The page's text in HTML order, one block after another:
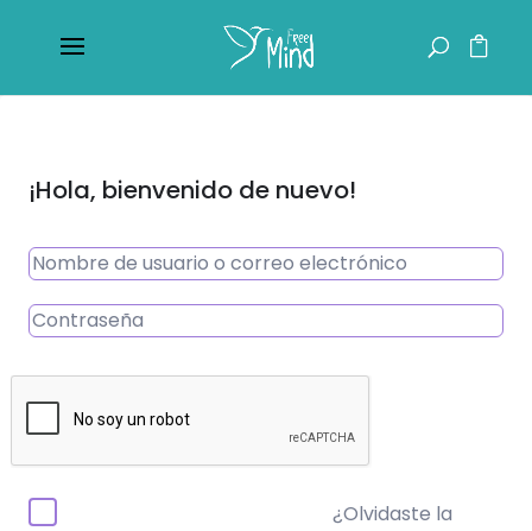
¡Hola, bienvenido de nuevo!
¿Olvidaste la